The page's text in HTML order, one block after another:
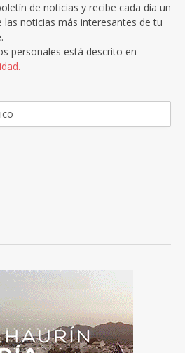
de noticias y recibe cada día un
noticias más interesantes de tu
personales está descrito en